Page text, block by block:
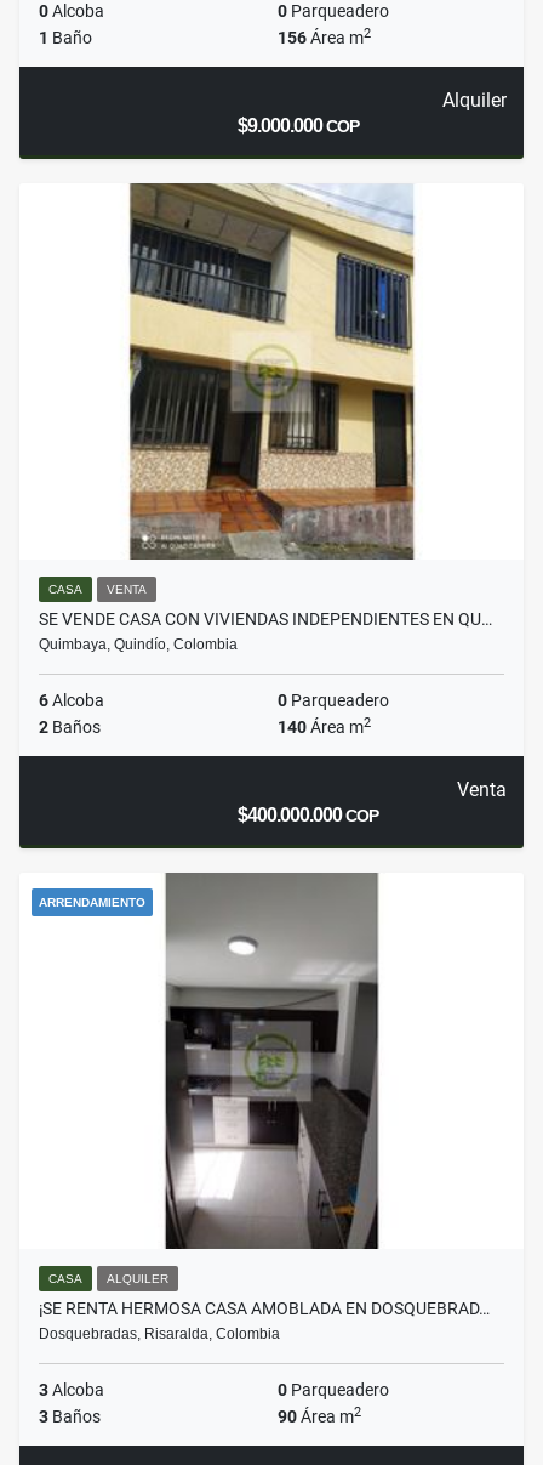
0Alcoba 0 Parqueadero
1 Baño 156Área m2
Alquiler
$9.000.000COP
CASA VENTA
SE VENDE CASA CON VIVIENDAS INDEPENDIENTES EN QU…
Quimbaya, Quindío, Colombia
6Alcoba 0 Parqueadero
2 Baños 140Área m2
Venta
$400.000.000COP
ARRENDAMIENTO
CASA ALQUILER
¡SE RENTA HERMOSA CASA AMOBLADA EN DOSQUEBRAD…
Dosquebradas, Risaralda, Colombia
3Alcoba 0 Parqueadero
3 Baños 90Área m2